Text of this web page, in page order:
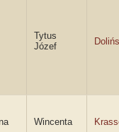
Tytus
Józef
Wincenta